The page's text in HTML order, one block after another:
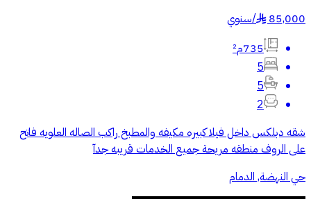
85,000
§
/سنوي
735م²
5
5
2
شقه دبلكس داخل فيلا كبيره مكيفه والمطبخ راكب الصاله العلويه فاتح
على الروف منطقه مريحة جميع الخدمات قريبه جدآ
حي النهضة, الدمام